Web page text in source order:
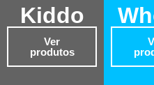
Kiddo
Ver
produtos